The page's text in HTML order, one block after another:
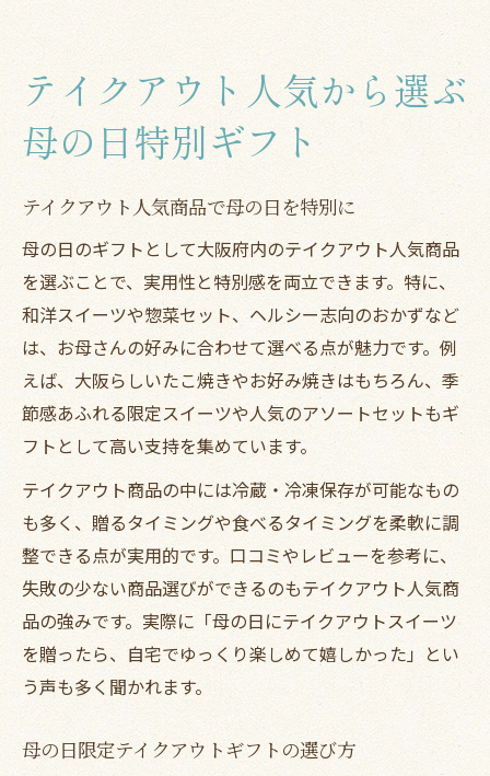
テイクアウト人気から選ぶ
母の日特別ギフト
テイクアウト人気商品で母の日を特別に
母の日のギフトとして大阪府内のテイクアウト人気商品
を選ぶことで、実用性と特別感を両立できます。特に、
和洋スイーツや惣菜セット、ヘルシー志向のおかずなど
は、お母さんの好みに合わせて選べる点が魅力です。例
えば、大阪らしいたこ焼きやお好み焼きはもちろん、季
節感あふれる限定スイーツや人気のアソートセットもギ
フトとして高い支持を集めています。
テイクアウト商品の中には冷蔵・冷凍保存が可能なもの
も多く、贈るタイミングや食べるタイミングを柔軟に調
整できる点が実用的です。口コミやレビューを参考に、
失敗の少ない商品選びができるのもテイクアウト人気商
品の強みです。実際に「母の日にテイクアウトスイーツ
を贈ったら、自宅でゆっくり楽しめて嬉しかった」とい
う声も多く聞かれます。
母の日限定テイクアウトギフトの選び方